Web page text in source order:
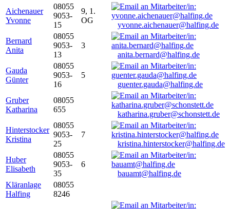
Aichenauer
Yvonne
08055
9053-
15
9, 1.
OG
yvonne.aichenauer@halfing.de
Bernard
Anita
08055
9053-
13
3
anita.bernard@halfing.de
Gauda
Günter
08055
9053-
16
5
guenter.gauda@halfing.de
Gruber
Katharina
08055
655
katharina.gruber@schonstett.de
Hinterstocker
Kristina
08055
9053-
25
7
kristina.hinterstocker@halfing.de
Huber
Elisabeth
08055
9053-
35
6
bauamt@halfing.de
Kläranlage
Halfing
08055
8246